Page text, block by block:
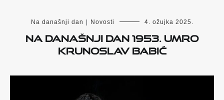
Na današnji dan Novosti 4. ožujka 2025.
Na današnji dan 1953. umro
Krunoslav Babić